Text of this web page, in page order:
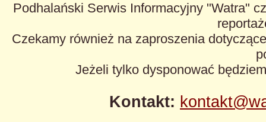
Podhalański Serwis Informacyjny "Watra"
Czekamy również na zaproszenia
Jeżeli tylko dysponować
Kontakt: